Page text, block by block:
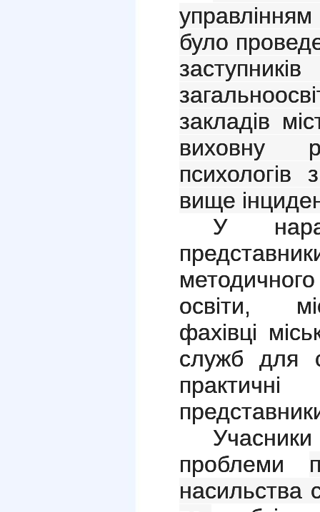
було
закладів
виховну
психологів
вище
У
освіти,
фахівці
служб для
проблеми
насильства